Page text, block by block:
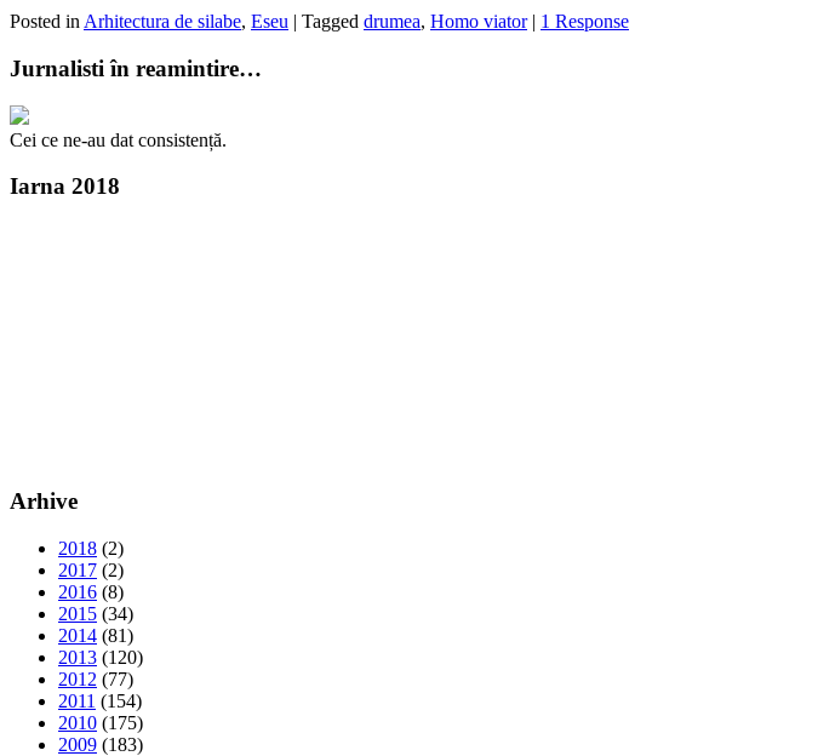
Posted in Arhitectura de silabe, Eseu | Tagged drumea, Homo viator| 1 Response
Jurnalisti în reamintire…
Cei ce ne-au dat consistență.
Iarna 2018
Arhive
2018 (2)
2017 (2)
2016 (8)
2015 (34)
2014 (81)
2013 (120)
2012 (77)
2011 (154)
2010 (175)
2009 (183)